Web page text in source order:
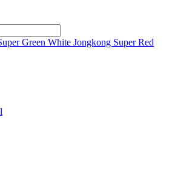
Green White Jongkong Super Red